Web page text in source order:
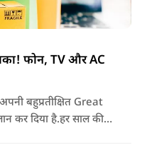
फोन, TV और AC
बहुप्रतीक्षित Great
कर दिया है.हर साल की